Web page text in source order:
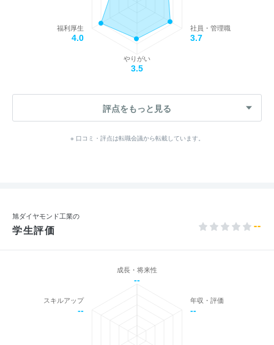
社員・管理職
3.7
やりがい
3.5
福利厚生
4.0
評点をもっと見る
※ 口コミ・評点は転職会議から転載しています。
旭ダイヤモンド工業の
学生評価 --
成長・将来性
--
年収・評価
--
スキルアップ
--